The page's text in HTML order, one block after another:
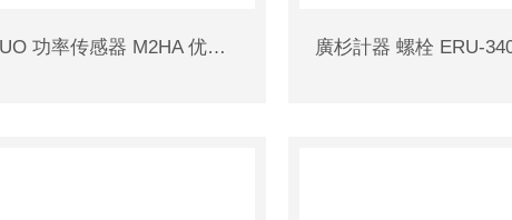
MATSUO 功率传感器 M2HA 优势精品 仓库现货